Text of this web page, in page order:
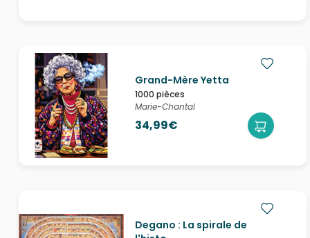
Grand-Mère Yetta
1000 pièces
Marie-Chantal
34,99€
Degano : La spirale de